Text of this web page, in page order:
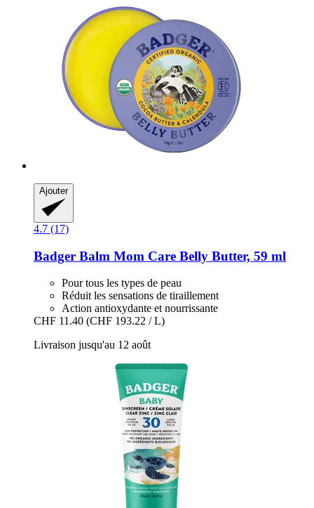
Ajouter
4.7 (17)
Badger Balm Mom Care Belly Butter, 59 ml
Pour tous les types de peau
Réduit les sensations de tiraillement
Action antioxydante et nourrissante
CHF 11.40 (CHF 193.22 / L)
Livraison jusqu'au 12 août